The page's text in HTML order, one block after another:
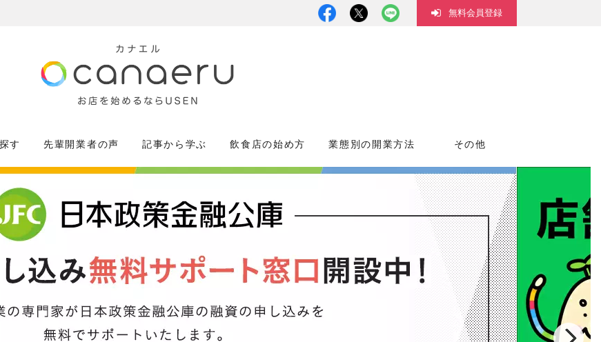
す 先輩開業者の声 記事から学ぶ 飲食店の始め方 業態別の開業方法 その他
無料会員登録